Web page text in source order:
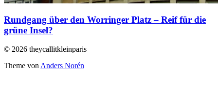
Rundgang über den Worringer Platz – Reif für die
grüne Insel?
© 2026 theycallitkleinparis
Theme von Anders Norén